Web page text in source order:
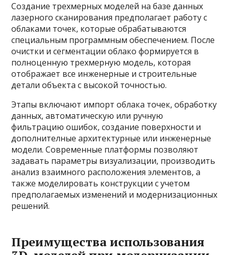
Создание трехмерных моделей на базе данных
лазерного сканирования предполагает работу с
облаками точек, которые обрабатываются
специальным программным обеспечением. После
очистки и сегментации облако формируется в
полноценную трехмерную модель, которая
отображает все инженерные и строительные
детали объекта с высокой точностью.
Этапы включают импорт облака точек, обработку
данных, автоматическую или ручную
фильтрацию ошибок, создание поверхности и
дополнителные архитектурные или инженерные
модели. Современные платформы позволяют
задавать параметры визуализации, производить
анализ взаимного расположения элементов, а
также моделировать конструкции с учетом
предполагаемых изменений и модернизационных
решений.
Преимущества использования